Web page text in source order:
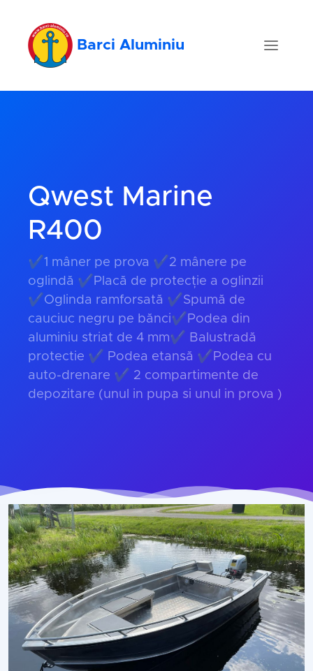
Barci Aluminiu
Qwest Marine
R400
✔1 mâner pe prova ✔2 mânere pe
oglindă ✔Placă de protecție a oglinzii
✔Oglinda ramforsată ✔Spumă de
cauciuc negru pe bănci✔Podea din
aluminiu striat de 4 mm✔ Balustradă
protectie ✔ Podea etansă ✔Podea cu
auto-drenare ✔ 2 compartimente de
depozitare (unul in pupa si unul in prova )